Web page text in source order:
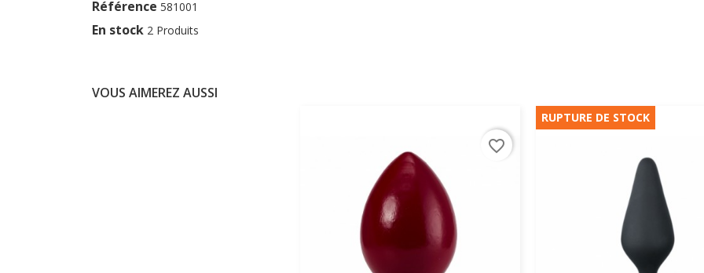
Référence 581001
En stock 2 Produits
VOUS AIMEREZ AUSSI
favorite_border
RUPTURE DE STOCK